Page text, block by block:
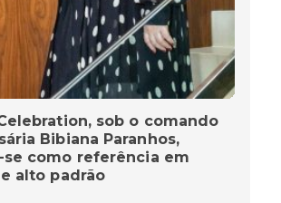
sob o comando
Bibiana Paranhos,
como referência em
alto padrão